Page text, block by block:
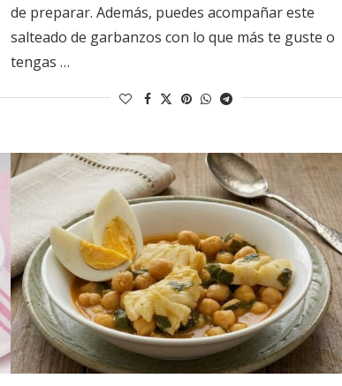
de preparar. Además, puedes acompañar este
salteado de garbanzos con lo que más te guste o
tengas …